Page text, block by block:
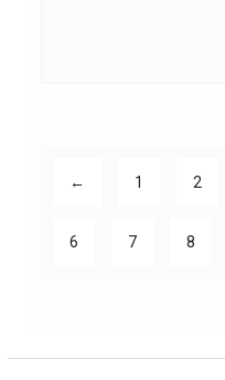
← 1 2
6 7 8